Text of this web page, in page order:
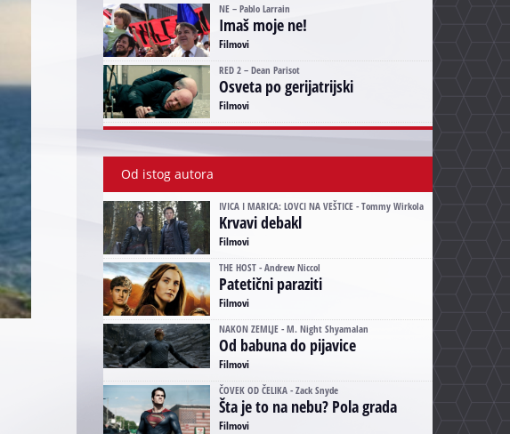
NE – Pablo Larrain
Imaš moje ne!
Filmovi
RED 2 – Dean Parisot
Osveta po gerijatrijski
Filmovi
Od istog autora
IVICA I MARICA: LOVCI NA VEŠTICE - Tommy Wirkola
Krvavi debakl
Filmovi
THE HOST - Andrew Niccol
Patetični paraziti
Filmovi
NAKON ZEMLJE - M. Night Shyamalan
Od babuna do pijavice
Filmovi
ČOVEK OD ČELIKA - Zack Snyde
Šta je to na nebu? Pola grada
Filmovi